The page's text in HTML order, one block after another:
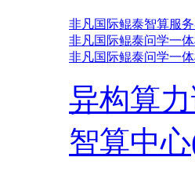
非凡国际鲲泰智算服
非凡国际鲲泰问学一
非凡国际鲲泰问学一体
异构算
智算中